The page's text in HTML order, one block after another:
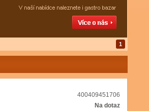
1
400409451706
Na dotaz